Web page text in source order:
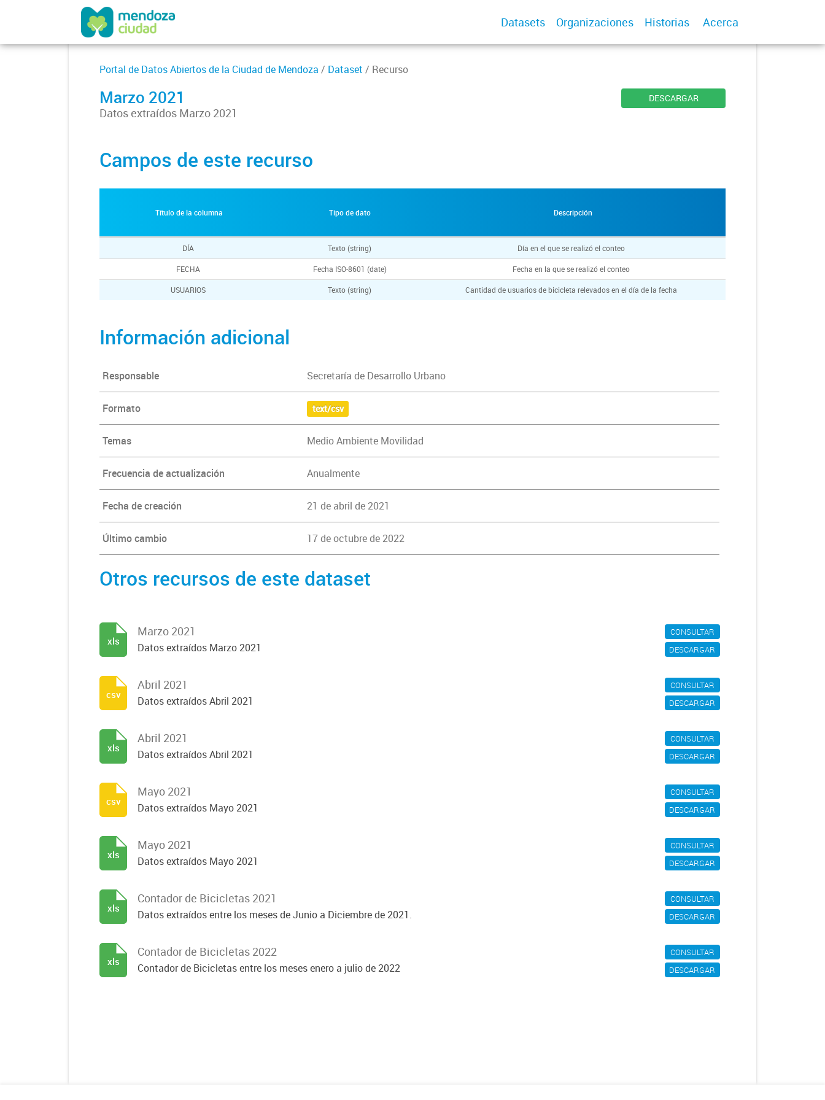
Datasets Organizaciones Historias Acerca
Portal de Datos Abiertos de la Ciudad de Mendoza / Dataset / Recurso
Marzo 2021
Datos extraídos Marzo 2021
DESCARGAR
Campos de este recurso
Título de la columna Tipo de dato Descripción
DÍA Texto (string) Día en el que se realizó el conteo
FECHA Fecha ISO-8601 (date) Fecha en la que se realizó el conteo
USUARIOS Texto (string) Cantidad de usuarios de bicicleta relevados en el día de la fecha
Información adicional
Responsable Secretaría de Desarrollo Urbano
Formato text/csv
Temas Medio Ambiente Movilidad
Frecuencia de actualización Anualmente
Fecha de creación 21 de abril de 2021
Último cambio 17 de octubre de 2022
Otros recursos de este dataset
CONSULTAR
DESCARGAR
Marzo 2021
Datos extraídos Marzo 2021
xls
CONSULTAR
DESCARGAR
Abril 2021
Datos extraídos Abril 2021
csv
CONSULTAR
DESCARGAR
Abril 2021
Datos extraídos Abril 2021
xls
CONSULTAR
DESCARGAR
Mayo 2021
Datos extraídos Mayo 2021
csv
CONSULTAR
DESCARGAR
Mayo 2021
Datos extraídos Mayo 2021
xls
CONSULTAR
DESCARGAR
Contador de Bicicletas 2021
Datos extraídos entre los meses de Junio a Diciembre de 2021.
xls
CONSULTAR
DESCARGAR
Contador de Bicicletas 2022
Contador de Bicicletas entre los meses enero a julio de 2022
xls